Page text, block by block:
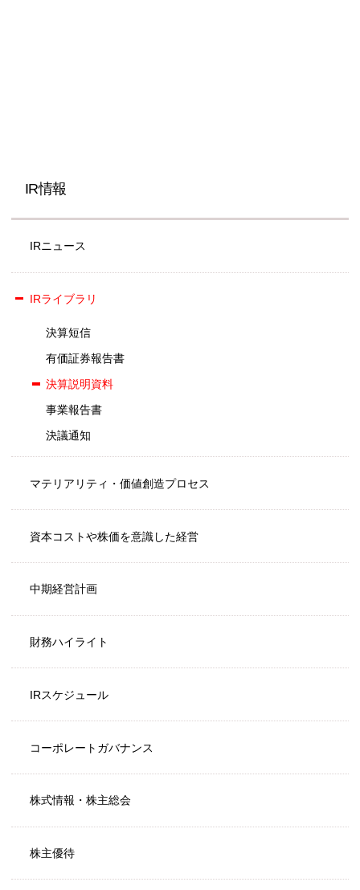
IR情報
IRニュース
IRライブラリ
決算短信
有価証券報告書
決算説明資料
事業報告書
決議通知
マテリアリティ・価値創造プロセス
資本コストや株価を意識した経営
中期経営計画
財務ハイライト
IRスケジュール
コーポレートガバナンス
株式情報・株主総会
株主優待